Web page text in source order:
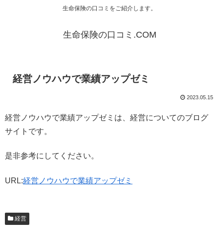
生命保険の口コミをご紹介します。
生命保険の口コミ.COM
経営ノウハウで業績アップゼミ
2023.05.15
経営ノウハウで業績アップゼミは、経営についてのブログ
サイトです。
是非参考にしてください。
URL:経営ノウハウで業績アップゼミ
経営